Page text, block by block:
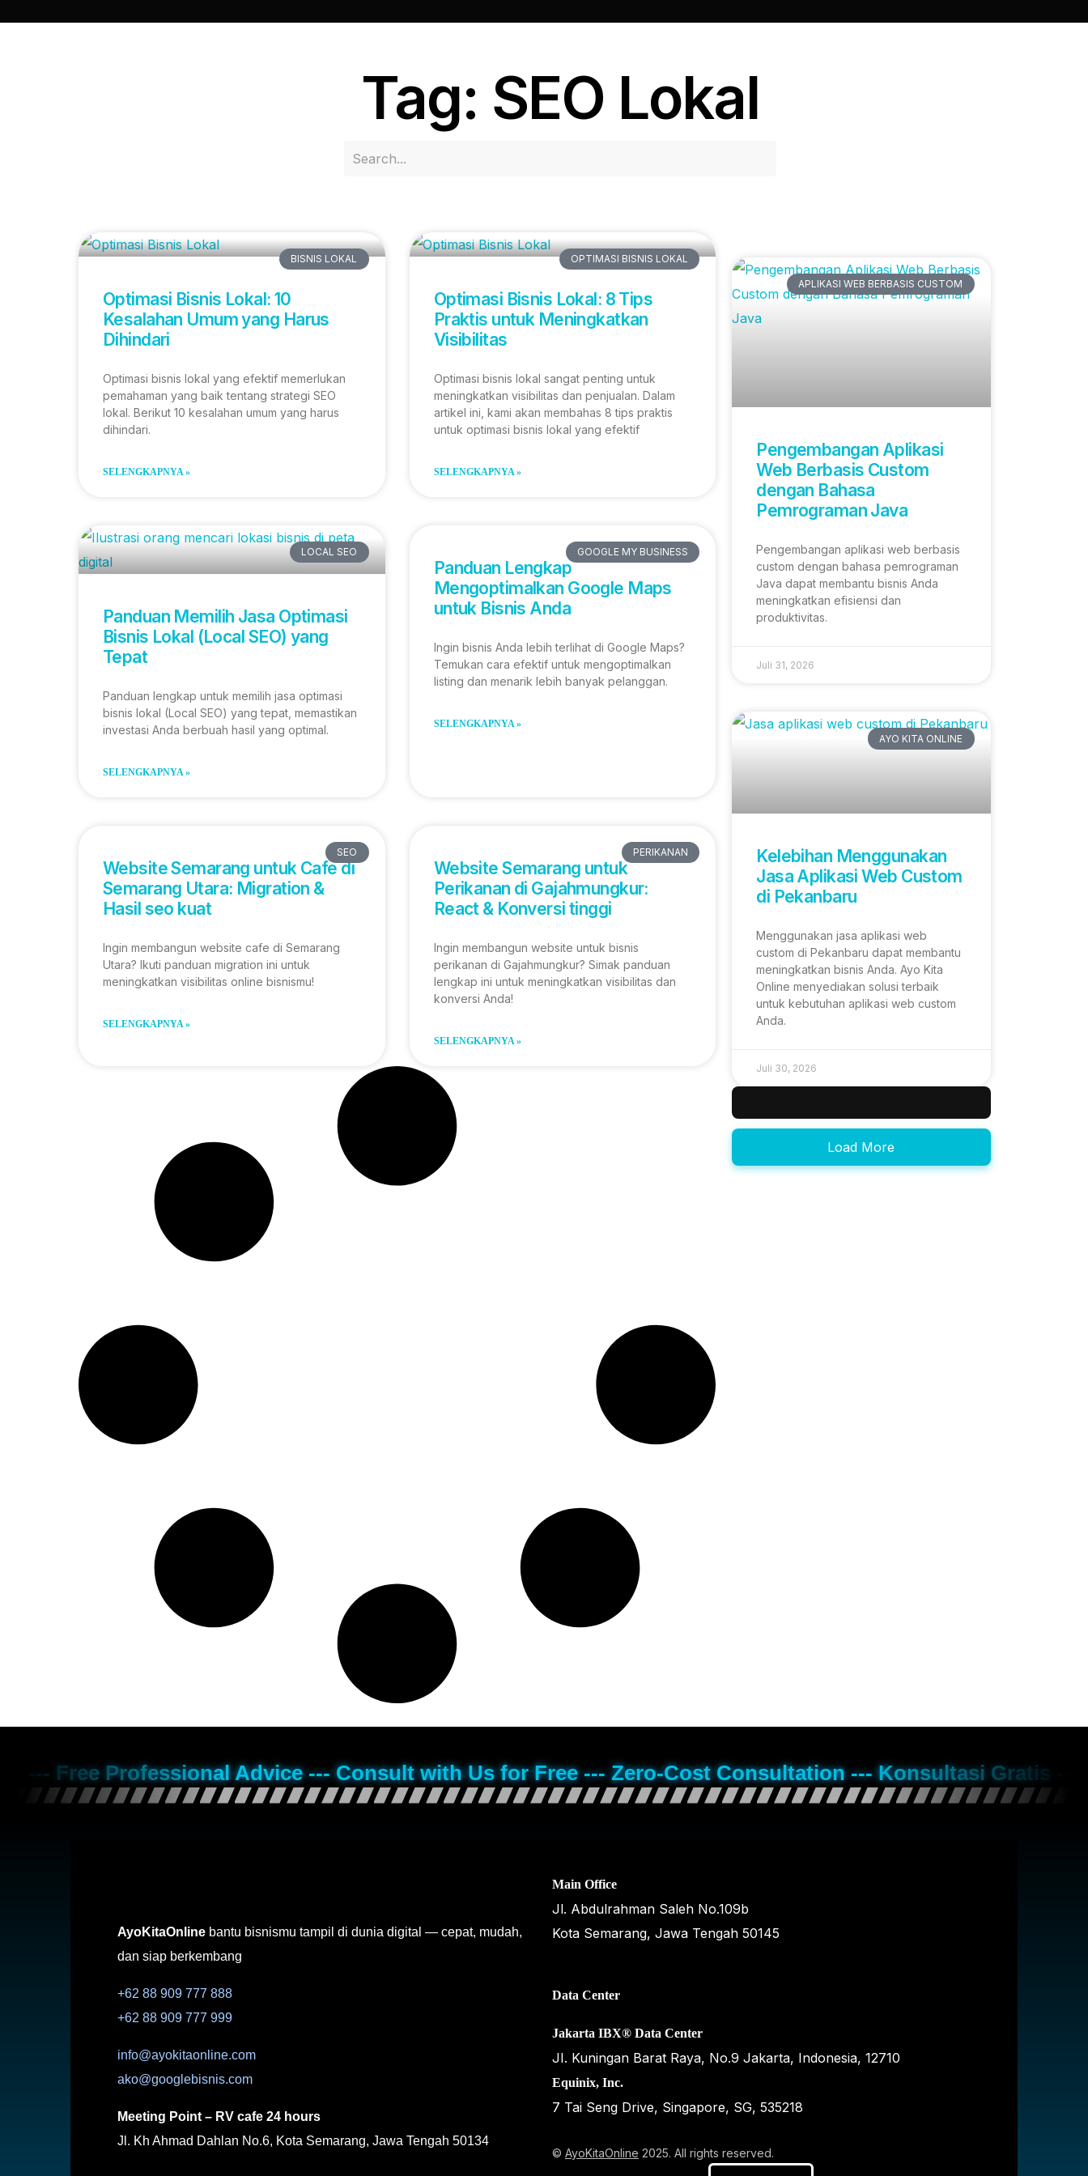
Tag: SEO Lokal
BISNIS LOKAL
Optimasi Bisnis Lokal: 10
Kesalahan Umum yang Harus
Dihindari
Optimasi bisnis lokal yang efektif memerlukan
pemahaman yang baik tentang strategi SEO
lokal. Berikut 10 kesalahan umum yang harus
dihindari.
SELENGKAPNYA »
OPTIMASI BISNIS LOKAL
Optimasi Bisnis Lokal: 8 Tips
Praktis untuk Meningkatkan
Visibilitas
Optimasi bisnis lokal sangat penting untuk
meningkatkan visibilitas dan penjualan. Dalam
artikel ini, kami akan membahas 8 tips praktis
untuk optimasi bisnis lokal yang efektif
SELENGKAPNYA »
LOCAL SEO
Panduan Memilih Jasa Optimasi
Bisnis Lokal (Local SEO) yang
Tepat
Panduan lengkap untuk memilih jasa optimasi
bisnis lokal (Local SEO) yang tepat, memastikan
investasi Anda berbuah hasil yang optimal.
SELENGKAPNYA »
GOOGLE MY BUSINESS
Panduan Lengkap
Mengoptimalkan Google Maps
untuk Bisnis Anda
Ingin bisnis Anda lebih terlihat di Google Maps?
Temukan cara efektif untuk mengoptimalkan
listing dan menarik lebih banyak pelanggan.
SELENGKAPNYA »
SEO
Website Semarang untuk Cafe di
Semarang Utara: Migration &
Hasil seo kuat
Ingin membangun website cafe di Semarang
Utara? Ikuti panduan migration ini untuk
meningkatkan visibilitas online bisnismu!
SELENGKAPNYA »
PERIKANAN
Website Semarang untuk
Perikanan di Gajahmungkur:
React & Konversi tinggi
Ingin membangun website untuk bisnis
perikanan di Gajahmungkur? Simak panduan
lengkap ini untuk meningkatkan visibilitas dan
konversi Anda!
SELENGKAPNYA »
APLIKASI WEB BERBASIS CUSTOM
Pengembangan Aplikasi
Web Berbasis Custom
dengan Bahasa
Pemrograman Java
Pengembangan aplikasi web berbasis
custom dengan bahasa pemrograman
Java dapat membantu bisnis Anda
meningkatkan efisiensi dan
produktivitas.
Juli 31, 2026
AYO KITA ONLINE
Kelebihan Menggunakan
Jasa Aplikasi Web Custom
di Pekanbaru
Menggunakan jasa aplikasi web
custom di Pekanbaru dapat membantu
meningkatkan bisnis Anda. Ayo Kita
Online menyediakan solusi terbaik
untuk kebutuhan aplikasi web custom
Anda.
Juli 30, 2026
Load More
--- Free Professional Advice --- Consult with Us for Free --- Zero-Cost Consultation --- Konsultasi Gratis
AyoKitaOnline bantu bisnismu tampil di dunia digital — cepat, mudah,
dan siap berkembang
+62 88 909 777 888
+62 88 909 777 999
info@ayokitaonline.com
ako@googlebisnis.com
Meeting Point – RV cafe 24 hours
Jl. Kh Ahmad Dahlan No.6, Kota Semarang, Jawa Tengah 50134
Main Office
Jl. Abdulrahman Saleh No.109b
Kota Semarang, Jawa Tengah 50145
Data Center
Jakarta IBX® Data Center
JI. Kuningan Barat Raya, No.9 Jakarta, Indonesia, 12710
Equinix, Inc.
7 Tai Seng Drive, Singapore, SG, 535218
© AyoKitaOnline 2025. All rights reserved.